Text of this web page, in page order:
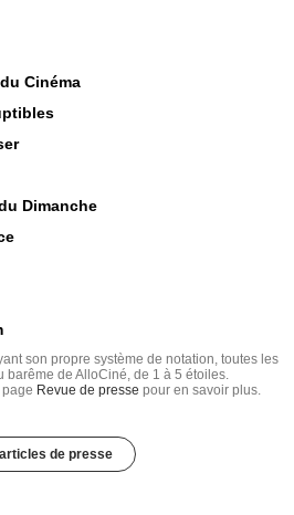
Cinéma
Dimanche
son propre système de notation, toutes les
barême de AlloCiné, de 1 à 5 étoiles.
Revue de presse pour en savoir plus.
de presse